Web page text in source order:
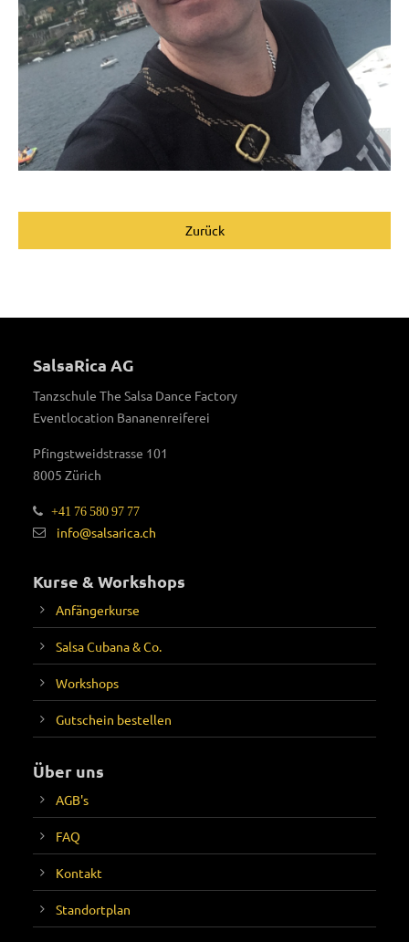
Zurück
SalsaRica AG
Tanzschule The Salsa Dance Factory
Eventlocation Bananenreiferei
Pfingstweidstrasse 101
8005 Zürich
+41 76 580 97 77
info@salsarica.ch
Kurse & Workshops
Anfängerkurse
Salsa Cubana & Co.
Workshops
Gutschein bestellen
Über uns
AGB's
FAQ
Kontakt
Standortplan